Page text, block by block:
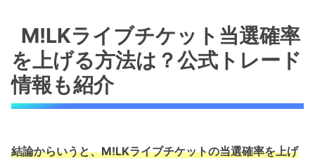
M!LKライブチケット当選確率
を上げる方法は？公式トレード
情報も紹介
結論からいうと、M!LKライブチケットの当選確率を上げ